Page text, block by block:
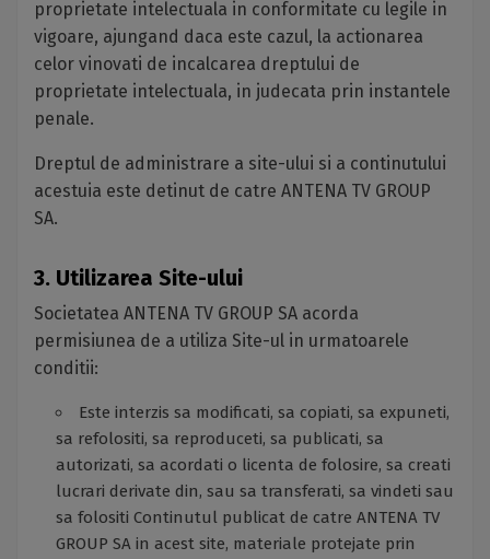
proprietate intelectuala in conformitate cu legile in
vigoare, ajungand daca este cazul, la actionarea
celor vinovati de incalcarea dreptului de
proprietate intelectuala, in judecata prin instantele
penale.
Dreptul de administrare a site-ului si a continutului
acestuia este detinut de catre ANTENA TV GROUP
SA.
3. Utilizarea Site-ului
Societatea ANTENA TV GROUP SA acorda
permisiunea de a utiliza Site-ul in urmatoarele
conditii:
Este interzis sa modificati, sa copiati, sa expuneti,
sa refolositi, sa reproduceti, sa publicati, sa
autorizati, sa acordati o licenta de folosire, sa creati
lucrari derivate din, sau sa transferati, sa vindeti sau
sa folositi Continutul publicat de catre ANTENA TV
GROUP SA in acest site, materiale protejate prin